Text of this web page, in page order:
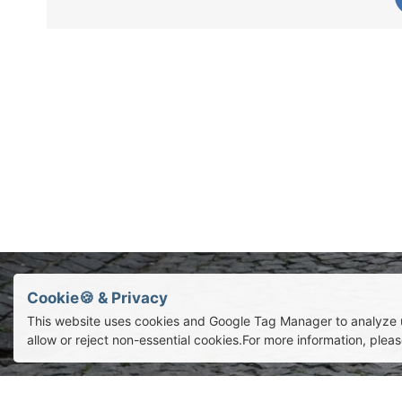
Cookie🍪 & Privacy
This website uses cookies and Google Tag Manager to
allow or reject non-essential cookies.For more information,